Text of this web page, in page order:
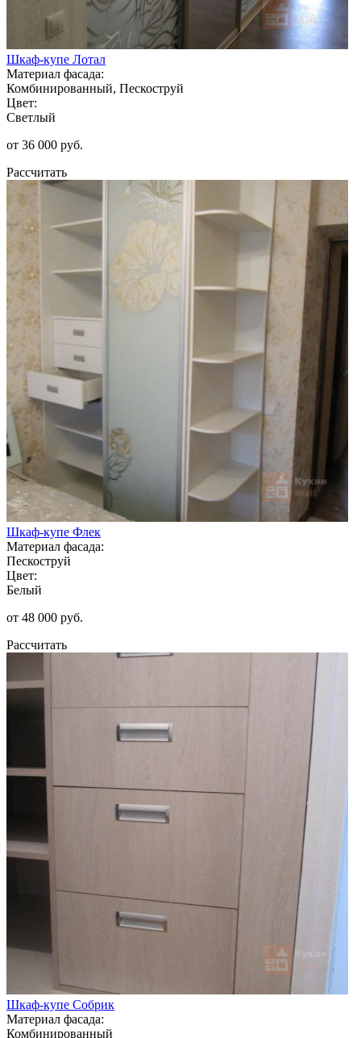
Шкаф-купе Лотал
Материал фасада:
Комбинированный, Пескоструй
Цвет:
Светлый
от 36 000 руб.
Рассчитать
Шкаф-купе Флек
Материал фасада:
Пескоструй
Цвет:
Белый
от 48 000 руб.
Рассчитать
Шкаф-купе Собрик
Материал фасада:
Комбинированный